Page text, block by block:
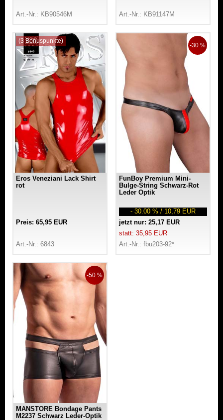
Art.-Nr.: KB90546M Art.-Nr.: KB91147M
(3 Bonuspunkte)
Eros Veneziani Lack Shirt
rot
Preis: 65,95 EUR
Art.-Nr.: 6843
-30 %
FunBoy Premium Mini-
Bulge-String Schwarz-Rot
Leder Optik
- 30.00 % / 10,79 EUR
jetzt nur: 25,17 EUR
statt: 35,95 EUR
Art.-Nr.: fbu203-92*
-50 %
MANSTORE Bondage Pants
M2237 Schwarz Leder-Optik